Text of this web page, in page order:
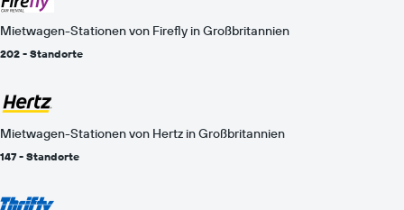
Mietwagen-Stationen von Firefly in Großbritannien
202 - Standorte
Mietwagen-Stationen von Hertz in Großbritannien
147 - Standorte